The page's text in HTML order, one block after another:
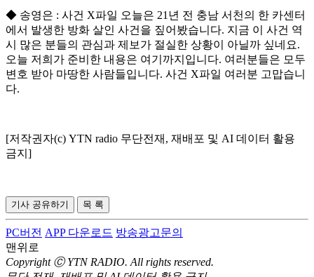
◆ 송영은 : 사건 X파일 오늘은 21년 전 충남 서천의 한 카센터
에서 발생한 방화 살인 사건을 짚어봤습니다. 지금 이 사건 역
시 많은 분들의 관심과 제보가 절실한 상황이 아닐까 싶네요.
오늘 저희가 준비한 내용은 여기까지입니다. 여러분들은 모두
변호 받아 마땅한 사람들입니다. 사건 X파일 여러분 고맙습니
다.
[저작권자(c) YTN radio 무단전재, 재배포 및 AI 데이터 활용
금지]
기사 공유하기 목 록
PC버전 APP 다운로드 방송광고문의
맨위로
Copyright Ⓒ YTN RADIO. All rights reserved.